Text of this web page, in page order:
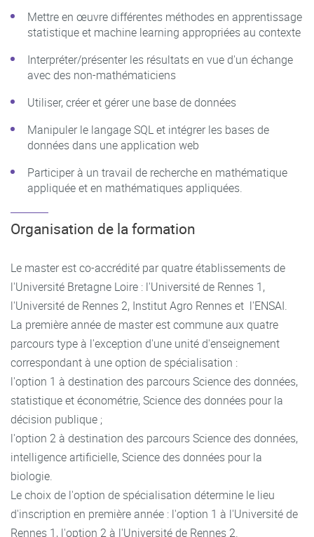
Mettre en œuvre différentes méthodes en apprentissage
statistique et machine learning appropriées au contexte
Interpréter/présenter les résultats en vue d'un échange
avec des non-mathématiciens
Utiliser, créer et gérer une base de données
Manipuler le langage SQL et intégrer les bases de
données dans une application web
Participer à un travail de recherche en mathématique
appliquée et en mathématiques appliquées.
Organisation de la formation
Le master est co-accrédité par quatre établissements de
l'Université Bretagne Loire : l'Université de Rennes 1,
l'Université de Rennes 2, Institut Agro Rennes et l'ENSAI.
La première année de master est commune aux quatre
parcours type à l'exception d'une unité d'enseignement
correspondant à une option de spécialisation :
l'option 1 à destination des parcours Science des données,
statistique et économétrie, Science des données pour la
décision publique ;
l'option 2 à destination des parcours Science des données,
intelligence artificielle, Science des données pour la
biologie.
Le choix de l'option de spécialisation détermine le lieu
d'inscription en première année : l'option 1 à l'Université de
Rennes 1, l'option 2 à l'Université de Rennes 2.